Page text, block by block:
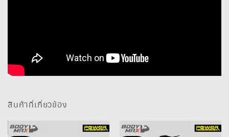
สินค้าที่เกี่ยวข้อง